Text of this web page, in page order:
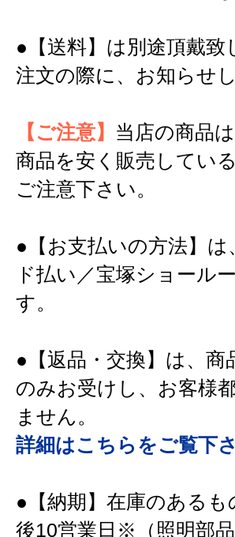
●【送料】は別途頂戴
注文の際に、お知らせし
【ご注意】 当店の商品
商品を安く販売してい
ご注意下さい。
●【お支払いの方法】
ド払い／宝塚ショール
す。
●【返品・交換】は、
のみお受けし、お客様
ません。
詳細はこちらをご覧下さ
●【納期】在庫のある
後10営業日※（照明部